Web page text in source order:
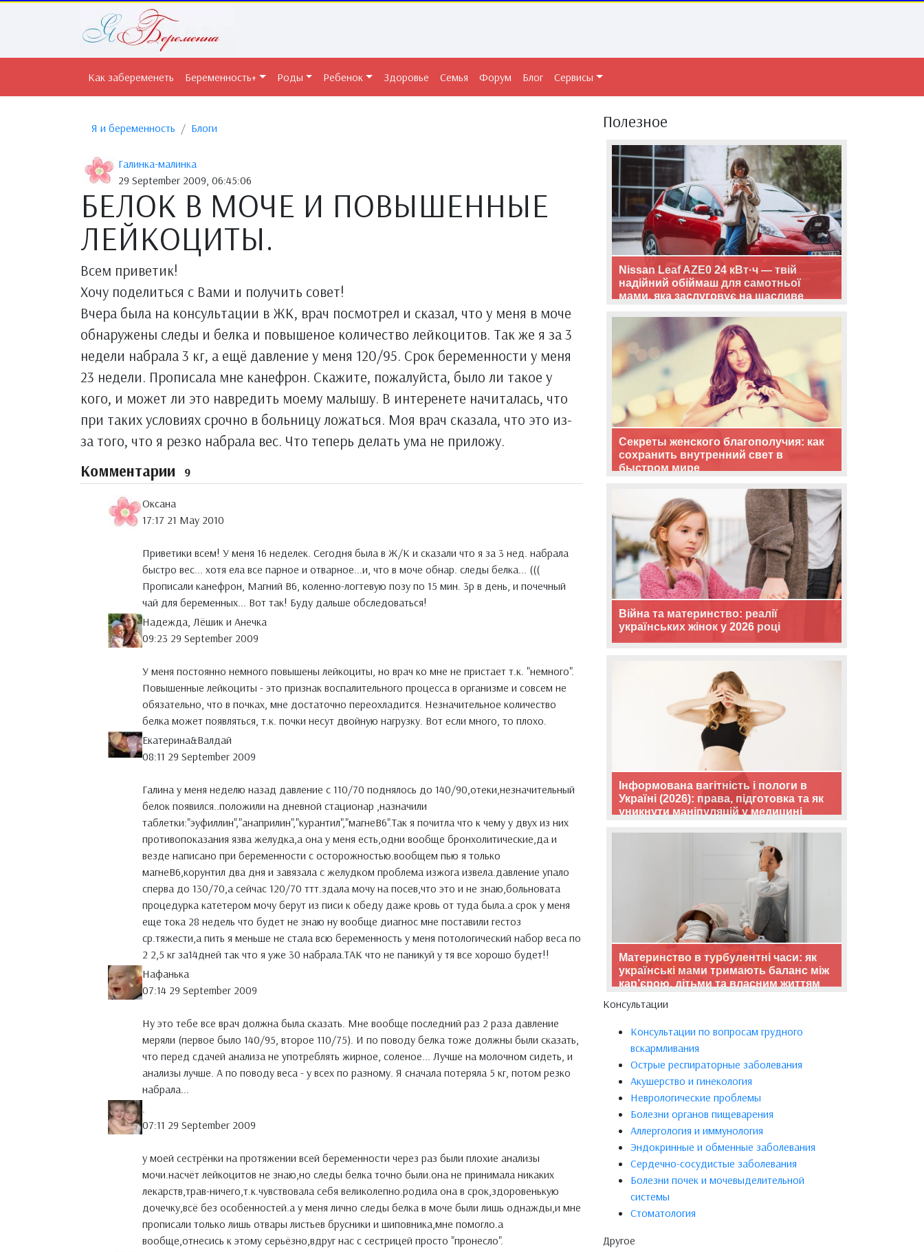
Как забеременеть Беременность+ Роды Ребенок Здоровье Семья Форум Блог Сервисы
Я и беременность Блоги
Галинка-малинка
29 September 2009, 06:45:06
БЕЛОК В МОЧЕ И ПОВЫШЕННЫЕ
ЛЕЙКОЦИТЫ.
Всем приветик!
Хочу поделиться с Вами и получить совет!
Вчера была на консультации в ЖК, врач посмотрел и сказал, что у меня в моче
обнаружены следы и белка и повышеное количество лейкоцитов. Так же я за 3
недели набрала 3 кг, а ещё давление у меня 120/95. Срок беременности у меня
23 недели. Прописала мне канефрон. Скажите, пожалуйста, было ли такое у
кого, и может ли это навредить моему малышу. В интеренете начиталась, что
при таких условиях срочно в больницу ложаться. Моя врач сказала, что это из-
за того, что я резко набрала вес. Что теперь делать ума не приложу.
Комментарии 9
Оксана
17:17 21 May 2010
Приветики всем! У меня 16 неделек. Сегодня была в Ж/К и сказали что я за 3 нед. набрала
быстро вес... хотя ела все парное и отварное...и, что в моче обнар. следы белка... (((
Прописали канефрон, Магний В6, коленно-логтевую позу по 15 мин. 3р в день, и почечный
чай для беременных... Вот так! Буду дальше обследоваться!
Надежда, Лёшик и Анечка
09:23 29 September 2009
У меня постоянно немного повышены лейкоциты, но врач ко мне не пристает т.к. "немного".
Повышенные лейкоциты - это признак воспалительного процесса в организме и совсем не
обязательно, что в почках, мне достаточно переохладится. Незначительное количество
белка может появляться, т.к. почки несут двойную нагрузку. Вот если много, то плохо.
Екатерина&Валдай
08:11 29 September 2009
Галина у меня неделю назад давление с 110/70 поднялось до 140/90,отеки,незначительный
белок появился..положили на дневной стационар ,назначили
таблетки:"эуфиллин","анаприлин","курантил","магнеВ6".Так я почитла что к чему у двух из них
противопоказания язва желудка,а она у меня есть,одни вообще бронхолитические,да и
везде написано при беременности с осторожностью.вообщем пью я только
магнеВ6,корунтил два дня и завязала с желудком проблема изжога извела.давление упало
сперва до 130/70,а сейчас 120/70 ттт.здала мочу на посев,что это и не знаю,больновата
процедурка катетером мочу берут из писи к обеду даже кровь от туда была.а срок у меня
еще тока 28 недель что будет не знаю ну вообще диагнос мне поставили гестоз
ср.тяжести,а пить я меньше не стала всю беременность у меня потологический набор веса по
2 2,5 кг за14дней так что я уже 30 набрала.ТАК что не паникуй у тя все хорошо будет!!
Нафанька
07:14 29 September 2009
Ну это тебе все врач должна была сказать. Мне вообще последний раз 2 раза давление
меряли (первое было 140/95, второе 110/75). И по поводу белка тоже должны были сказать,
что перед сдачей анализа не употреблять жирное, соленое... Лучше на молочном сидеть, и
анализы лучше. А по поводу веса - у всех по разному. Я сначала потеряла 5 кг, потом резко
набрала...
.
07:11 29 September 2009
у моей сестрёнки на протяжении всей беременности через раз были плохие анализы
мочи.насчёт лейкоцитов не знаю,но следы белка точно были.она не принимала никаких
лекарств,трав-ничего,т.к.чувствовала себя великолепно.родила она в срок,здоровенькую
дочечку,всё без особенностей.а у меня лично следы белка в моче были лишь однажды,и мне
прописали только лишь отвары листьев брусники и шиповника,мне помогло.а
вообще,отнесись к этому серьёзно,вдруг нас с сестрицей просто "пронесло".
Полезное
Nissan Leaf AZE0 24 кВт·ч — твій
надійний обіймаш для самотньої
мами, яка заслуговує на щасливе
Секреты женского благополучия: как
сохранить внутренний свет в
быстром мире
Війна та материнство: реалії
українських жінок у 2026 році
Інформована вагітність і пологи в
Україні (2026): права, підготовка та як
уникнути маніпуляцій у медицині
Материнство в турбулентні часи: як
українські мами тримають баланс між
кар’єрою, дітьми та власним життям
Консультации
Консультации по вопросам грудного
вскармливания
Острые респираторные заболевания
Акушерство и гинекология
Неврологические проблемы
Болезни органов пищеварения
Аллергология и иммунология
Эндокринные и обменные заболевания
Сердечно-сосудистые заболевания
Болезни почек и мочевыделительной
системы
Стоматология
Другое